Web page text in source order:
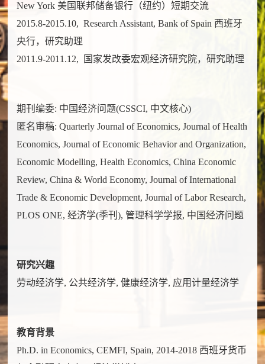
New York 美国联邦储备银行（纽约）短期交流
2015.8-2015.10, Research Assistant, Bank of Spain 西班牙
央行，研究助理
2011.9-2011.12, 国家发改委宏观经济研究院，研究助理
期刊编委: 中国经济问题(CSSCI, 中文核心)
匿名审稿: Quarterly Journal of Economics, Journal of Health
Economics, Journal of Economic Behavior and Organization,
Economic Modelling, Health Economics, China Economic
Review, China & World Economy, Journal of International
Trade & Economic Development, Journal of Labor Research,
PLOS ONE, 经济学(季刊), 管理科学学报, 中国经济问题
研究兴趣
劳动经济学, 公共经济学, 健康经济学, 应用计量经济学
教育背景
Ph.D. in Economics, CEMFI, Spain, 2014-2018 西班牙货币